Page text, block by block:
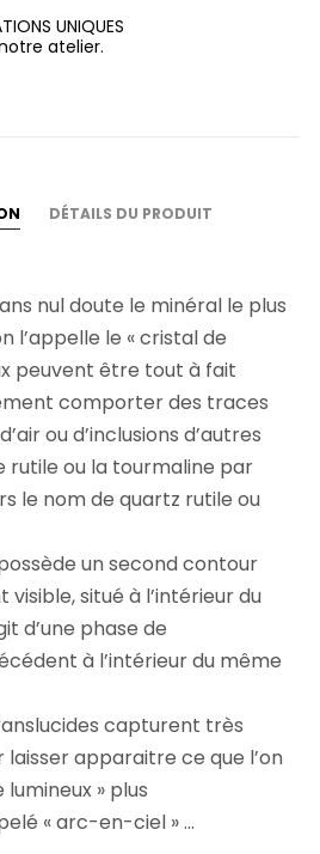
UNIQUES
atelier.
DÉTAILS DU PRODUIT
nul doute le minéral le plus
l’appelle le « cristal de
peuvent être tout à fait
comporter des traces
ou d’inclusions d’autres
rutile ou la tourmaline par
le nom de quartz rutile ou
un second contour
visible, situé à l’intérieur du
d’une phase de
à l’intérieur du même
capturent très
apparaitre ce que l’on
» plus
« arc-en-ciel » ...